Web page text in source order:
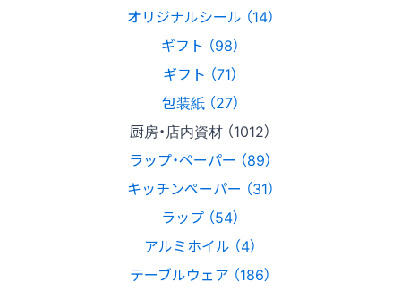
オリジナルシール （14）
ギフト （98）
ギフト （71）
包装紙 （27）
厨房・店内資材 （1012）
ラップ・ペーパー （89）
キッチンペーパー （31）
ラップ （54）
アルミホイル （4）
テーブルウェア （186）